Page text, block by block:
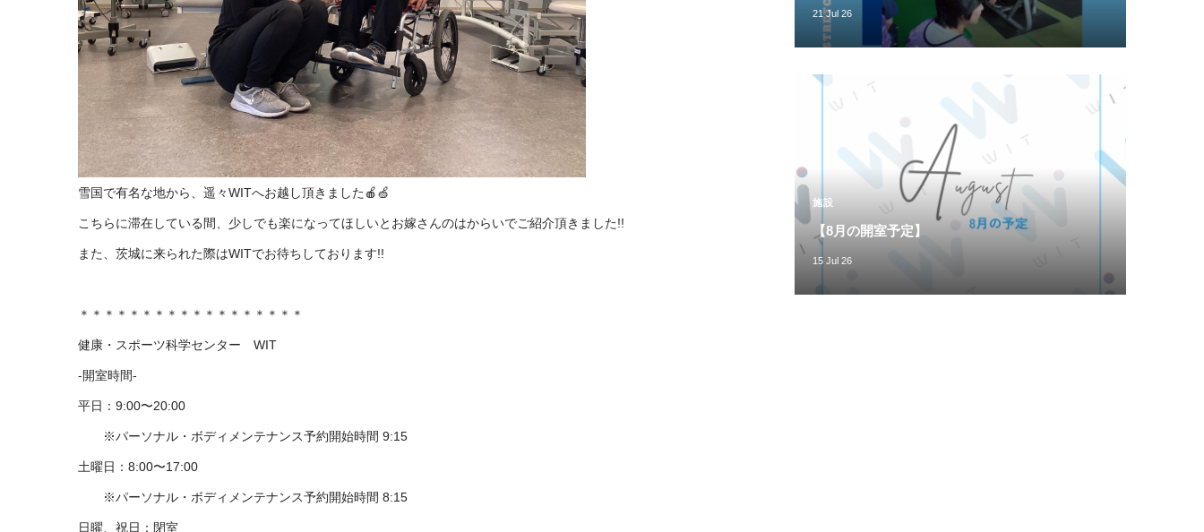
雪国で有名な地から、遥々WITへお越し頂きました🍎🍏
こちらに滞在している間、少しでも楽になってほしいとお嫁さんのはからいでご紹介頂きました!!
また、茨城に来られた際はWITでお待ちしております!!
＊＊＊＊＊＊＊＊＊＊＊＊＊＊＊＊＊＊
健康・スポーツ科学センター　WIT
-開室時間-
平日：9:00〜20:00
※パーソナル・ボディメンテナンス予約開始時間 9:15
土曜日：8:00〜17:00
※パーソナル・ボディメンテナンス予約開始時間 8:15
日曜、祝日：閉室
21 Jul 26
施設
【8月の開室予定】
15 Jul 26